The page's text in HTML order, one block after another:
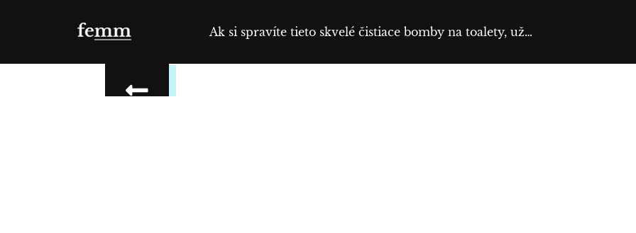
Ak si spravíte tieto skvelé čistiace bomby na toalety, už…